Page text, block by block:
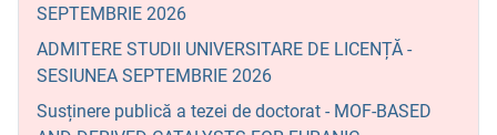
SEPTEMBRIE 2026
ADMITERE STUDII UNIVERSITARE DE LICENȚĂ -
SESIUNEA SEPTEMBRIE 2026
Susținere publică a tezei de doctorat - MOF-BASED